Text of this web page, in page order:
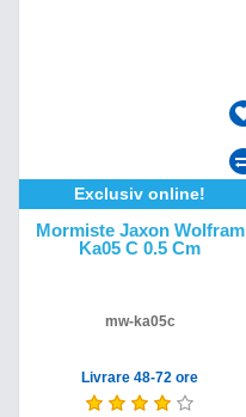
Exclusiv online!
Mormiste Jaxon Wolfram
Ka05 C 0.5 Cm
mw-ka05c
Livrare 48-72 ore